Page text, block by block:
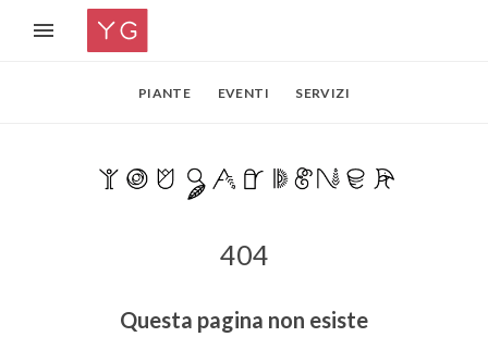
PIANTE EVENTI SERVIZI
404
Questa pagina non esiste